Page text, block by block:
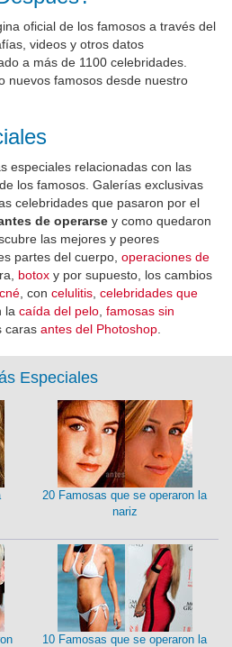
oficial de los famosos a través del
videos y otros datos
a más de 1100 celebridades.
nuevos famosos desde nuestro
especiales relacionadas con las
los famosos. Galerías exclusivas
celebridades que pasaron por el
de operarse y como quedaron
las mejores y peores
partes del cuerpo, operaciones de
botox y por supuesto, los cambios
, con celulitis celebridades que
la caída del pelo famosas sin
caras antes del Photoshop
Especiales
20 Famosas que se operaron la
nariz
10 Famosas que se operaron la